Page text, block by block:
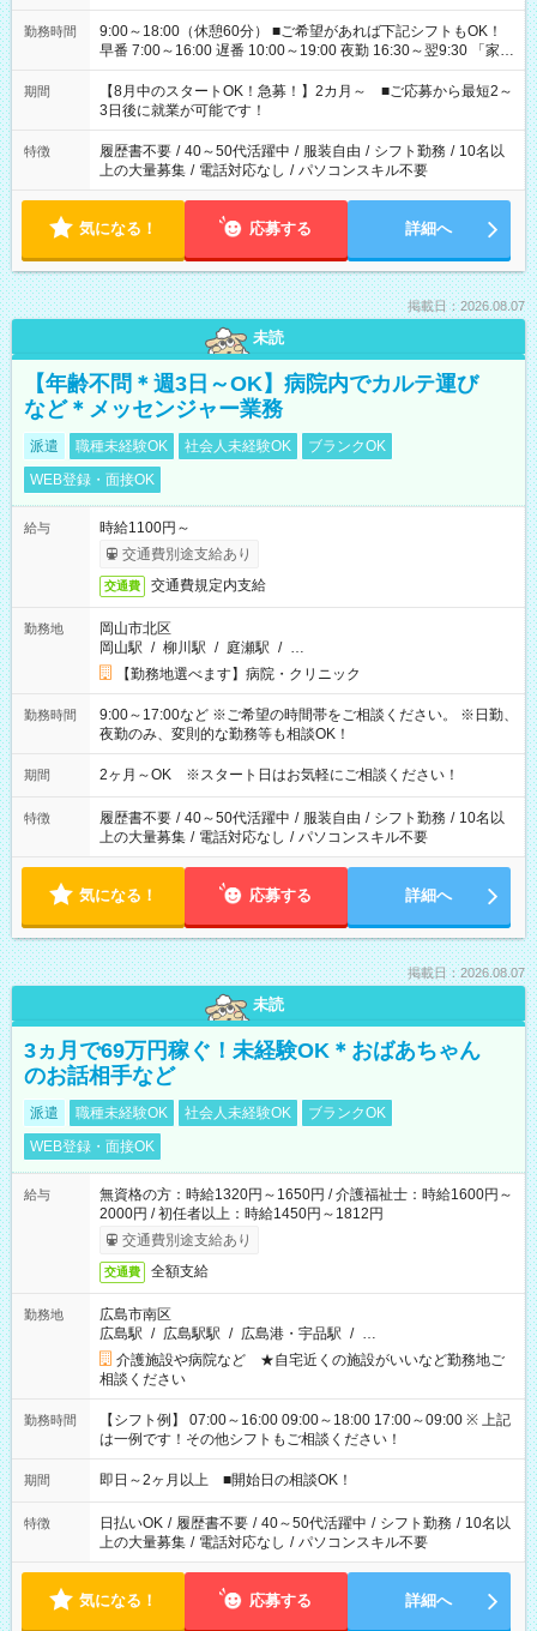
勤務時間
9:00～18:00（休憩60分） ■ご希望があれば下記シフトもOK！
早番 7:00～16:00 遅番 10:00～19:00 夜勤 16:30～翌9:30 「家族
と休みを合わせたい」 「余裕を持って夕飯の準備がしたい」
「できれば残業はしたくない」 など、ご希望を教えてください
ね。 ※Wワーク希望の方へ 今ご覧のお仕事で希望する勤務時間
と、もう1つのお仕事の勤務時間。 合計で週40時間を超える場
合は応募できません。
期間
【8月中のスタートOK！急募！】2カ月～ ■ご応募から最短2～
3日後に就業が可能です！
特徴 履歴書不要 / 40～50代活躍中 / 服装自由 / シフト勤務 / 10名以
上の大量募集 / 電話対応なし / パソコンスキル不要
気になる！ 応募する 詳細へ
掲載日：2026.08.07
未読
【年齢不問＊週3日～OK】病院内でカルテ運び
など＊メッセンジャー業務
派遣 職種未経験OK 社会人未経験OK
ブランクOK
WEB登録・面接OK
給与
時給1100円～
交通費別途支給あり
交通費 交通費規定内支給
勤務地
岡山市北区
岡山駅 / 柳川駅 / 庭瀬駅 / …
【勤務地選べます】病院・クリニック
勤務時間
9:00～17:00など ※ご希望の時間帯をご相談ください。 ※日勤、
夜勤のみ、変則的な勤務等も相談OK！
期間 2ヶ月～OK ※スタート日はお気軽にご相談ください！
特徴 履歴書不要 / 40～50代活躍中 / 服装自由 / シフト勤務 / 10名以
上の大量募集 / 電話対応なし / パソコンスキル不要
気になる！ 応募する 詳細へ
掲載日：2026.08.07
未読
3ヵ月で69万円稼ぐ！未経験OK＊おばあちゃん
のお話相手など
派遣 職種未経験OK 社会人未経験OK
ブランクOK
WEB登録・面接OK
給与
無資格の方：時給1320円～1650円 / 介護福祉士：時給1600円～
2000円 / 初任者以上：時給1450円～1812円
交通費別途支給あり
交通費 全額支給
勤務地
広島市南区
広島駅 / 広島駅駅 / 広島港・宇品駅 / …
介護施設や病院など ★自宅近くの施設がいいなど勤務地ご
相談ください
勤務時間
【シフト例】 07:00～16:00 09:00～18:00 17:00～09:00 ※ 上記
は一例です！その他シフトもご相談ください！
期間 即日～2ヶ月以上 ■開始日の相談OK！
特徴 日払いOK / 履歴書不要 / 40～50代活躍中 / シフト勤務 / 10名以
上の大量募集 / 電話対応なし / パソコンスキル不要
気になる！ 応募する 詳細へ